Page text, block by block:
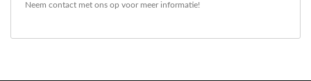
Neem contact met ons op voor meer informatie!